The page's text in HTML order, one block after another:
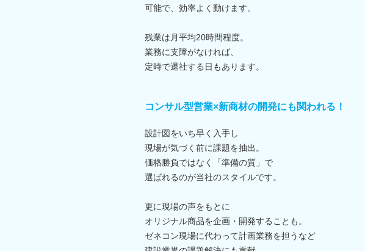
可能で、効率よく動けます。
残業は月平均20時間程度。
業務に支障がなければ、
定時で退社する日もあります。
コンサル型営業×新商材の開発にも関われる！
設計図をいち早く入手し
現場が気づく前に課題を抽出。
価格勝負ではなく「準備の質」で
選ばれるのが当社のスタイルです。
更に現場の声をもとに
オリジナル商品を企画・開発することも。
ゼネコン現場に代わって計画業務を担うなど